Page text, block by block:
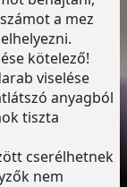
a mez
kötelező!
viselése
anyagból
tiszta
cserélhetnek
nem